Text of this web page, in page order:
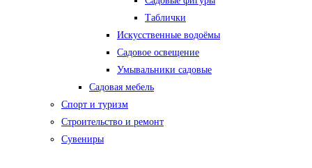
Таблички
Искусственные водоёмы
Садовое освещение
Умывальники садовые
Садовая мебель
Спорт и туризм
Строительство и ремонт
Сувениры